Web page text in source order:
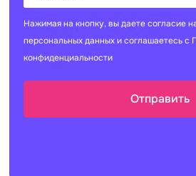
Нажимая на кнопку, вы даете согласие
персональных данныхи соглашаетесь с
конфиденциальности